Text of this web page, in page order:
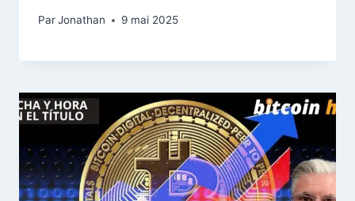
ParJonathan 9 mai 2025